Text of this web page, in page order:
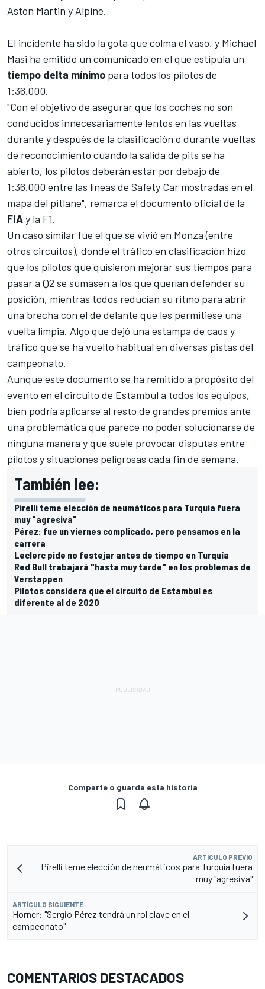
Aston Martin y Alpine.
El incidente ha sido la gota que colma el vaso, y Michael
Masi ha emitido un comunicado en el que estipula un
tiempo delta mínimo para todos los pilotos de
1:36.000.
"Con el objetivo de asegurar que los coches no son
conducidos innecesariamente lentos en las vueltas
durante y después de la clasificación o durante vueltas
de reconocimiento cuando la salida de pits se ha
abierto, los pilotos deberán estar por debajo de
1:36.000 entre las líneas de Safety Car mostradas en el
mapa del pitlane", remarca el documento oficial de la
FIAy la F1.
Un caso similar fue el que se vivió en Monza (entre
otros circuitos), donde el tráfico en clasificación hizo
que los pilotos que quisieron mejorar sus tiempos para
pasar a Q2 se sumasen a los que querían defender su
posición, mientras todos reducían su ritmo para abrir
una brecha con el de delante que les permitiese una
vuelta limpia. Algo que dejó una estampa de caos y
tráfico que se ha vuelto habitual en diversas pistas del
campeonato.
Aunque este documento se ha remitido a propósito del
evento en el circuito de Estambul a todos los equipos,
bien podría aplicarse al resto de grandes premios ante
una problemática que parece no poder solucionarse de
ninguna manera y que suele provocar disputas entre
pilotos y situaciones peligrosas cada fin de semana.
También lee:
Pirelli teme elección de neumáticos para Turquía fuera
muy "agresiva"
Pérez: fue un viernes complicado, pero pensamos en la
carrera
Leclerc pide no festejar antes de tiempo en Turquía
Red Bull trabajará "hasta muy tarde" en los problemas de
Verstappen
Pilotos considera que el circuito de Estambul es
diferente al de 2020
Comparte o guarda esta historia
ARTÍCULO PREVIO
Pirelli teme elección de neumáticos para Turquía fuera
muy "agresiva"
ARTÍCULO SIGUIENTE
Horner: "Sergio Pérez tendrá un rol clave en el
campeonato"
COMENTARIOS DESTACADOS